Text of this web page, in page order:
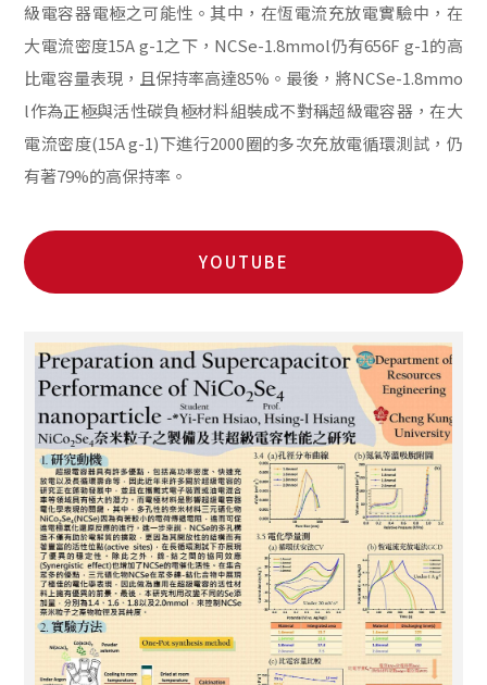
級電容器電極之可能性。其中，在恆電流充放電實驗中，在
大電流密度15A g-1之下，NCSe-1.8mmol仍有656F g-1的高
比電容量表現，且保持率高達85%。最後，將NCSe-1.8mmo
l作為正極與活性碳負極材料組裝成不對稱超級電容器，在大
電流密度(15A g-1)下進行2000圈的多次充放電循環測試，仍
有著79%的高保持率。
YOUTUBE